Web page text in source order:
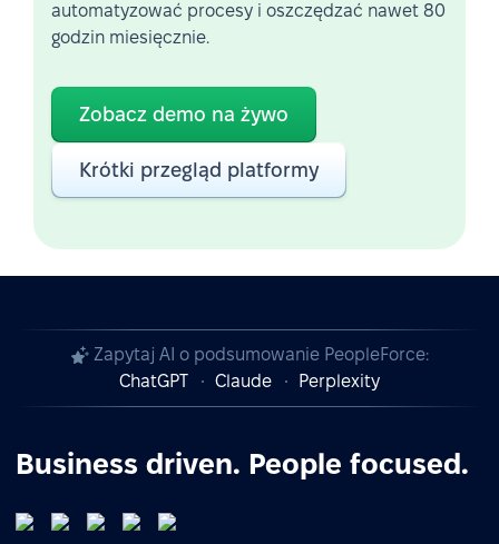
automatyzować procesy i oszczędzać nawet 80
godzin miesięcznie.
Zobacz demo na żywo
Krótki przegląd platformy
Zapytaj AI o podsumowanie PeopleForce:
ChatGPT
Claude Perplexity
Business driven. People focused.